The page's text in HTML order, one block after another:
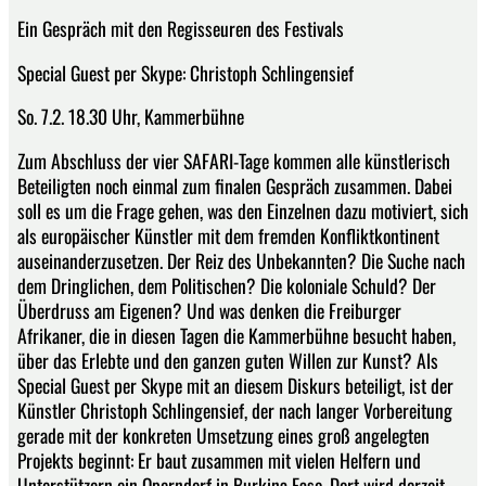
Ein Gespräch mit den Regisseuren des Festivals
Special Guest per Skype: Christoph Schlingensief
So. 7.2. 18.30 Uhr, Kammerbühne
Zum Abschluss der vier SAFARI-Tage kommen alle künstlerisch
Beteiligten noch einmal zum finalen Gespräch zusammen. Dabei
soll es um die Frage gehen, was den Einzelnen dazu motiviert, sich
als europäischer Künstler mit dem fremden Konfliktkontinent
auseinanderzusetzen. Der Reiz des Unbekannten? Die Suche nach
dem Dringlichen, dem Politischen? Die koloniale Schuld? Der
Überdruss am Eigenen? Und was denken die Freiburger
Afrikaner, die in diesen Tagen die Kammerbühne besucht haben,
über das Erlebte und den ganzen guten Willen zur Kunst? Als
Special Guest per Skype mit an diesem Diskurs beteiligt, ist der
Künstler Christoph Schlingensief, der nach langer Vorbereitung
gerade mit der konkreten Umsetzung eines groß angelegten
Projekts beginnt: Er baut zusammen mit vielen Helfern und